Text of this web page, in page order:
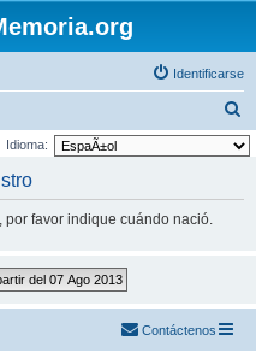
Identificarse
u
Idioma:
por favor indique cuándo nació.
Contáctenos